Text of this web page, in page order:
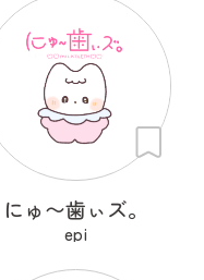
にゅ〜歯ぃズ。
epi